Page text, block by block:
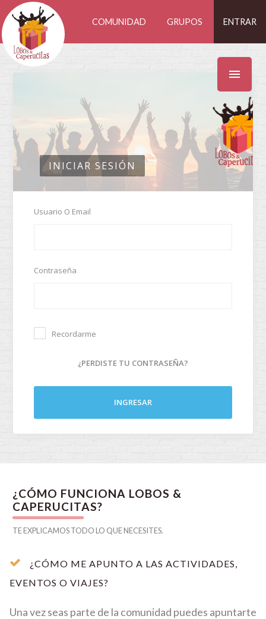
COMUNIDAD GRUPOS ENTRAR
INICIAR SESIÓN
Usuario O Email
Contraseña
Recordarme
¿PERDISTE TU CONTRASEÑA?
INGRESAR
¿CÓMO FUNCIONA LOBOS &
CAPERUCITAS?
TE EXPLICAMOS TODO LO QUE NECESITES.
¿CÓMO ME APUNTO A LAS ACTIVIDADES,
EVENTOS O VIAJES?
Una vez seas parte de la comunidad puedes apuntarte